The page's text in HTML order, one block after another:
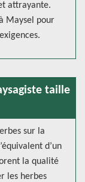
attrayante.
Maysel pour
taille
sur la
d’un
la qualité
les herbes